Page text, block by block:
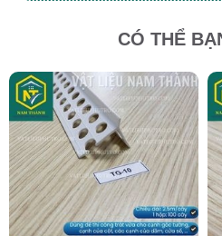
CÓ THỂ